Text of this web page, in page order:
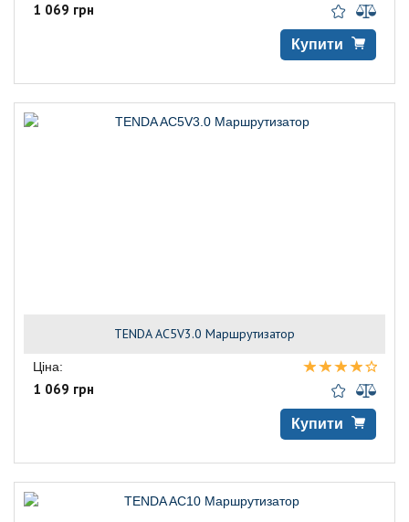
1 069 грн
Купити
TENDA AC5V3.0 Маршрутизатор
Ціна:
1 069 грн
Купити